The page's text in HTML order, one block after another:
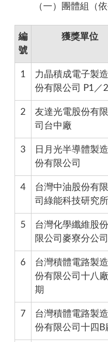
（一）團體組（
編
號
獲獎單位
1
力晶積成電子製
份有限公司 P1／2
2
友達光電股份有
司台中廠
3
日月光半導體製
份有限公司
4
台灣中油股份有
司綠能科技研究所
5
台灣化學纖維股
限公司麥寮分公司
6
台灣積體電路製
份有限公司十八
期
7
台灣積體電路製
份有限公司十四B